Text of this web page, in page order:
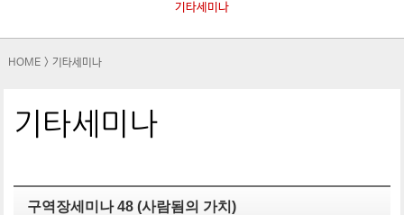
기타세미나
HOME > 기타세미나
기타세미나
구역장세미나 48 (사람됨의 가치)